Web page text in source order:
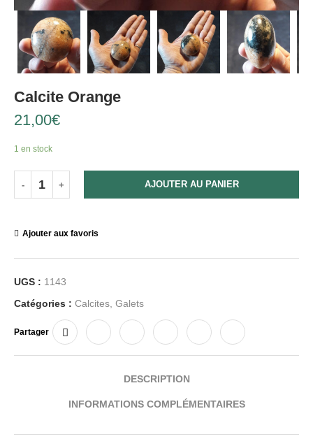
Calcite Orange
21,00€
1 en stock
AJOUTER AU PANIER
Ajouter aux favoris
UGS : 1143
Catégories : Calcites Galets
Partager
DESCRIPTION
INFORMATIONS COMPLÉMENTAIRES